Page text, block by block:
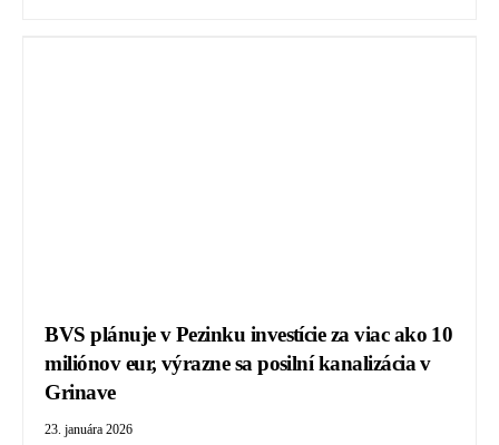
BVS plánuje v Pezinku investície za viac ako 10
miliónov eur, výrazne sa posilní kanalizácia v
Grinave
23. januára 2026